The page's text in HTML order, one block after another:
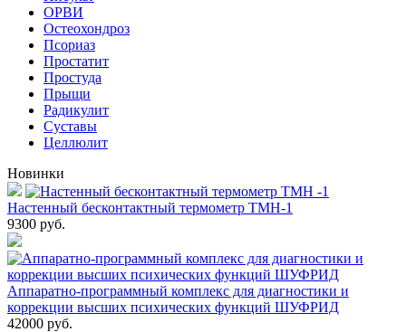
ОРВИ
Остеохондроз
Пcориаз
Простатит
Простуда
Прыщи
Радикулит
Суставы
Целлюлит
Новинки
Настенный бесконтактный термометр ТМН-1
9300 руб.
Аппаратно-программный комплекс для диагностики и
коррекции высших психических функций ШУФРИД
42000 руб.